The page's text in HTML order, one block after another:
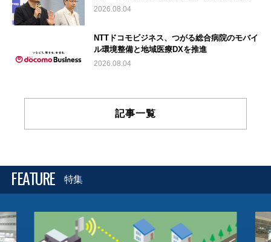
2026.08.04
NTTドコモビジネス、つがる総合病院のモバイ
ル環境整備と地域医療DXを推進
2026.08.04
記事一覧
FEATURE 特集